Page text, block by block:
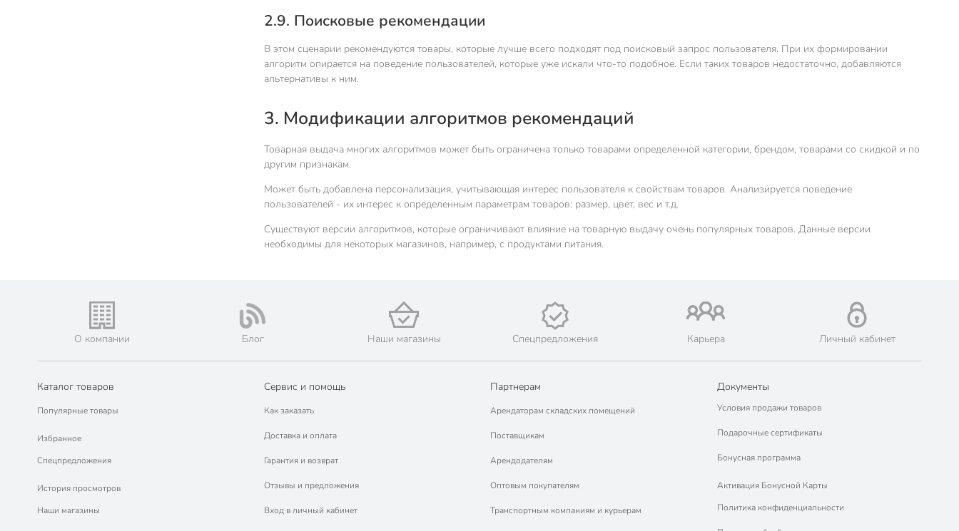
2.9. Поисковые рекомендации
В этом сценарии рекомендуются товары, которые лучше всего подходят под поисковый запрос пользователя. При их формировании
алгоритм опирается на поведение пользователей, которые уже искали что-то подобное. Если таких товаров недостаточно, добавляются
альтернативы к ним.
3. Модификации алгоритмов рекомендаций
Товарная выдача многих алгоритмов может быть ограничена только товарами определенной категории, брендом, товарами со скидкой и по
другим признакам.
Может быть добавлена персонализация, учитывающая интерес пользователя к свойствам товаров. Анализируется поведение
пользователей - их интерес к определенным параметрам товаров: размер, цвет, вес и т.д.
Существуют версии алгоритмов, которые ограничивают влияние на товарную выдачу очень популярных товаров. Данные версии
необходимы для некоторых магазинов, например, с продуктами питания.
О компании Блог Наши магазины Спецпредложения Карьера Личный кабинет
Каталог товаров
Популярные товары
Избранное
Спецпредложения
История просмотров
Наши магазины
Сервис и помощь
Как заказать
Доставка и оплата
Гарантия и возврат
Отзывы и предложения
Вход в личный кабинет
Партнерам
Арендаторам складских помещений
Поставщикам
Арендодателям
Оптовым покупателям
Транспортным компаниям и курьерам
Документы
Условия продажи товаров
Подарочные сертификаты
Бонусная программа
Активация Бонусной Карты
Политика конфиденциальности